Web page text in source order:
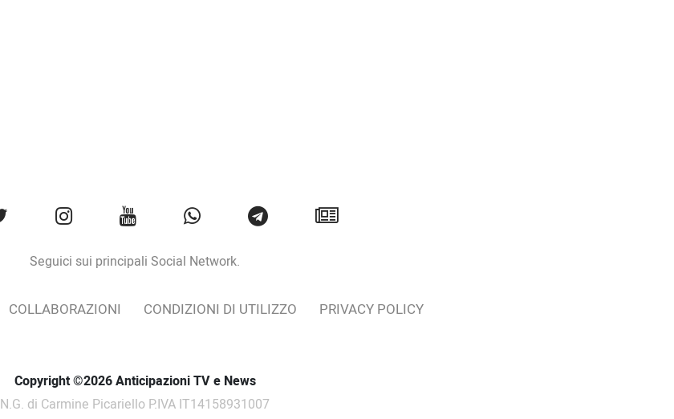
Seguici sui principali Social Network.
COLLABORAZIONI CONDIZIONI DI UTILIZZO PRIVACY POLICY
Copyright ©2026 Anticipazioni TV e News
N.G. di Carmine Picariello P.IVA IT14158931007